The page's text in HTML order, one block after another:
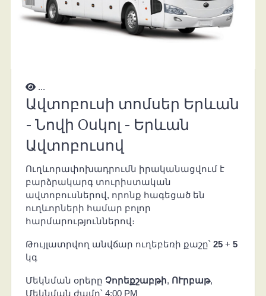
...
Ավտոբուսի տոմսեր Երևան
- Նովի Oսկոլ - Երևան
Ավտոբուսով
Ուղևորափոխադրումն իրականացվում է
բարձրակարգ տուրիստական
ավտոբուսներով, որոնք հագեցած են
ուղևորների համար բոլոր
հարմարություններով։
Թույլատրվող անվճար ուղեբեռի քաշը՝ 25+ 5
կգ
Մեկնման օրերը Չորեքշաբթի, ՈՒրբաթ,
Մեկնման ժամը՝ 4:00 PM